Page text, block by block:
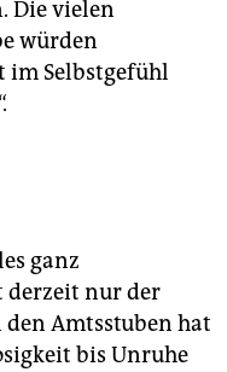
Die vielen
würden
im Selbstgefühl
ganz
nur der
den Amtsstuben hat
bis Unruhe